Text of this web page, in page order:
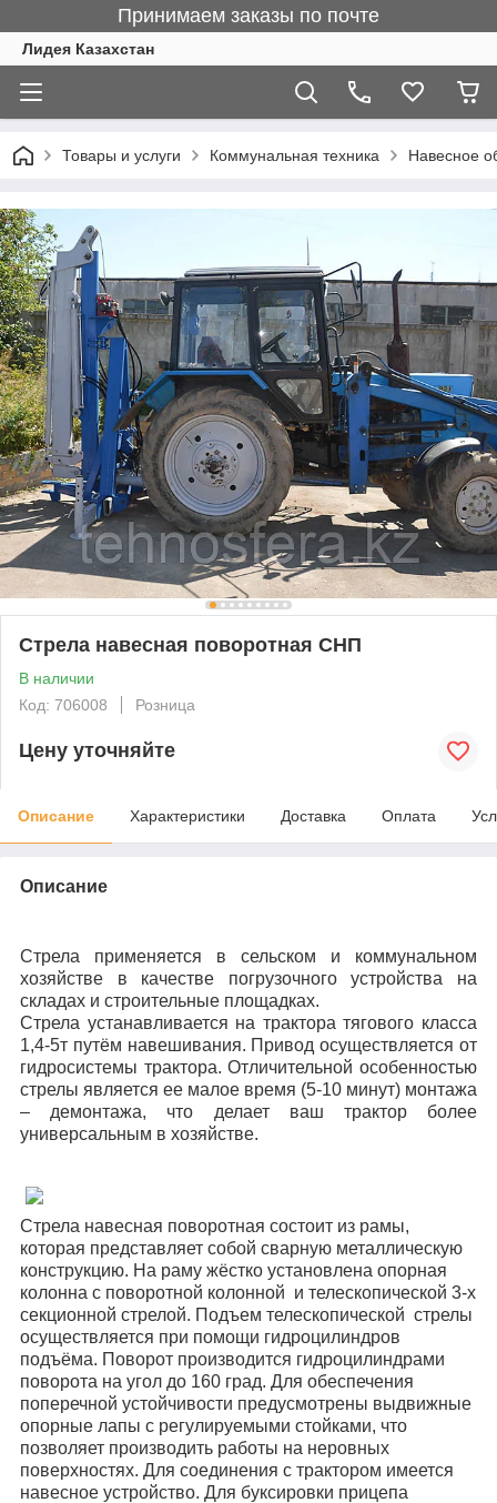
Принимаем заказы по почте
Лидея Казахстан
Товары и услуги Коммунальная техника Навесное
Стрела навесная поворотная СНП
В наличии
Код: 706008
Розница
Цену уточняйте
Описание Характеристики Доставка Оплата
Описание
Стрела применяется в сельском и коммунальном
хозяйстве в качестве погрузочного устройства на
складах и строительные площадках.
Стрела устанавливается на трактора тягового класса
1,4-5т путём навешивания. Привод осуществляется от
гидросистемы трактора. Отличительной особенностью
стрелы является ее малое время (5-10 минут) монтажа
– демонтажа, что делает ваш трактор более
универсальным в хозяйстве.
Стрела навесная поворотная состоит из рамы,
которая представляет собой сварную металлическую
конструкцию. На раму жёстко установлена опорная
колонна с поворотной колонной и телескопической 3-х
секционной стрелой. Подъем телескопической стрелы
осуществляется при помощи гидроцилиндров
подъёма. Поворот производится гидроцилиндрами
поворота на угол до 160 град. Для обеспечения
поперечной устойчивости предусмотрены выдвижные
опорные лапы с регулируемыми стойками, что
позволяет производить работы на неровных
поверхностях. Для соединения с трактором имеется
навесное устройство. Для буксировки прицепа